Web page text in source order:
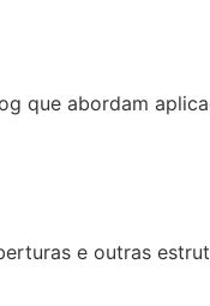
que abordam
e outras